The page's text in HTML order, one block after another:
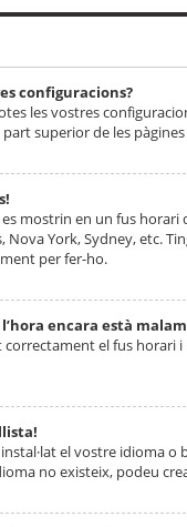
configuracions?
les vostres
superior de les
mostrin en un fus
Nova York, Sydney, etc.
per fer-ho.
encara està
el fus horari i
el vostre idioma
no existeix, podeu